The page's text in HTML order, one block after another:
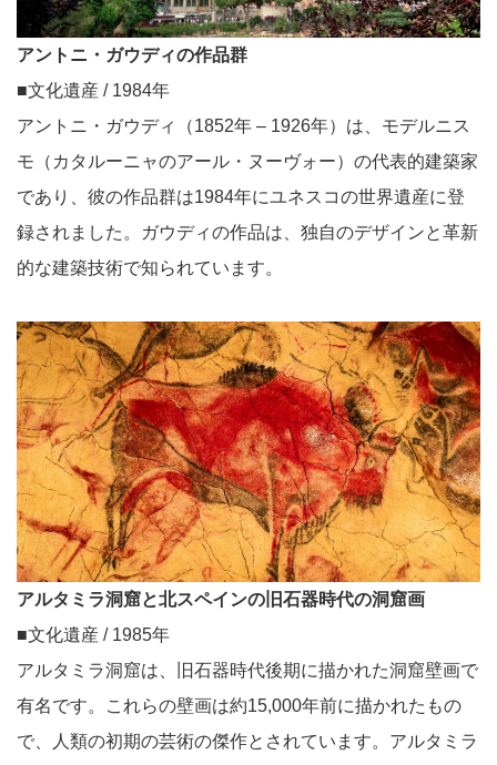
アントニ・ガウディの作品群
■文化遺産 / 1984年
アントニ・ガウディ（1852年 – 1926年）は、モデルニス
モ（カタルーニャのアール・ヌーヴォー）の代表的建築家
であり、彼の作品群は1984年にユネスコの世界遺産に登
録されました。ガウディの作品は、独自のデザインと革新
的な建築技術で知られています。
アルタミラ洞窟と北スペインの旧石器時代の洞窟画
■文化遺産 / 1985年
アルタミラ洞窟は、旧石器時代後期に描かれた洞窟壁画で
有名です。これらの壁画は約15,000年前に描かれたもの
で、人類の初期の芸術の傑作とされています。アルタミラ